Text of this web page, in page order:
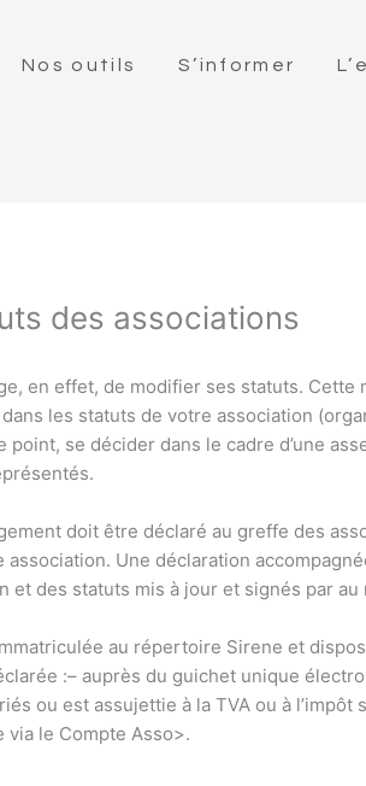
Nos outils S’informer
des associations
en effet, de modifier ses statuts.
les statuts de votre association
se décider dans le cadre d’une
doit être déclaré au greffe des
Une déclaration
et des statuts mis à jour et signés par
au répertoire Sirene et
:– auprès du guichet unique
ou est assujettie à la TVA ou à l’impôt
via le Compte Asso>.